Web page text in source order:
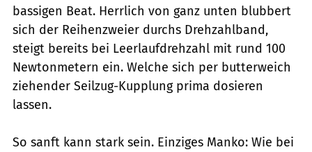
bassigen Beat. Herrlich von ganz unten blubbert
sich der Reihenzweier durchs Drehzahlband,
steigt bereits bei Leerlaufdrehzahl mit rund 100
Newtonmetern ein. Welche sich per butterweich
ziehender Seilzug-Kupplung prima dosieren
lassen.
So sanft kann stark sein. Einziges Manko: Wie bei